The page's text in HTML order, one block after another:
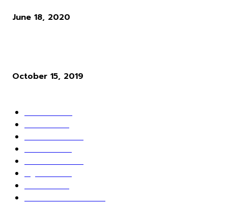
June 18, 2020
October 15, 2019
ข่าวเกมส์1162
เกม PC604
เกมส์ออนไลน์80
เกมส์มือถือ71
เกมส์คอนโซล67
สกู๊ปพิเศษ63
10 อันดับ24
วางจอย ปล่อยเมาส์23